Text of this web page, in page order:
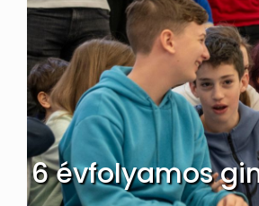
6 évfolyamos